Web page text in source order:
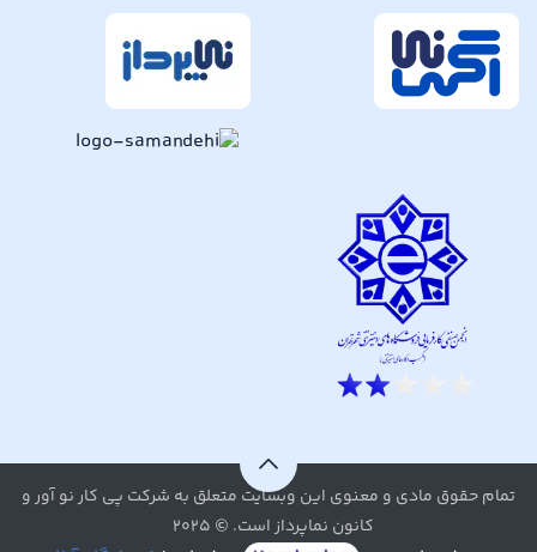
تمام حقوق مادی و معنوی این وبسایت متعلق به شرکت پی کار نو آور و
کانون نماپرداز است. © ۲۰۲۵